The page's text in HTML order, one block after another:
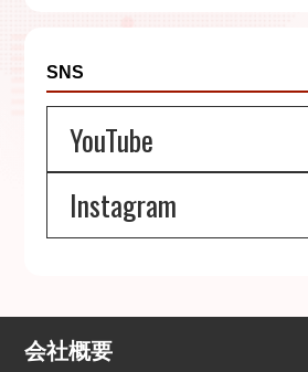
SNS
YouTube
Instagram
会社概要